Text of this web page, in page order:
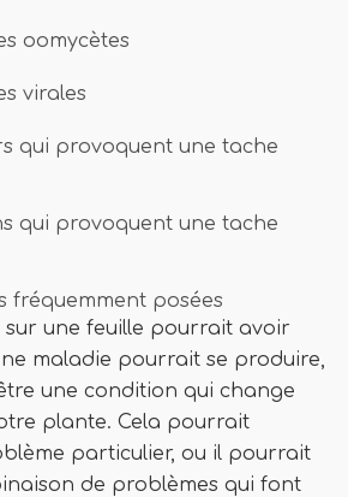
oomycètes
virales
qui provoquent une tache
qui provoquent une tache
fréquemment posées
une feuille pourrait avoir
maladie pourrait se produire,
une condition qui change
plante. Cela pourrait
particulier, ou il pourrait
de problèmes qui font